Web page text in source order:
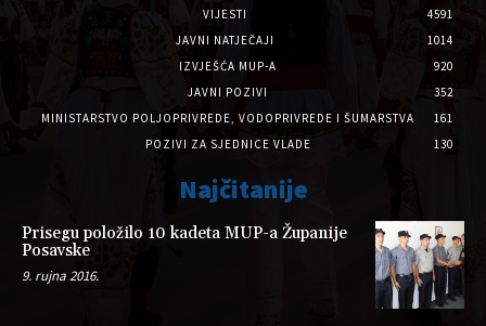
VIJESTI
4591
JAVNI NATJEČAJI
1014
IZVJEŠĆA MUP-A
920
JAVNI POZIVI
352
MINISTARSTVO POLJOPRIVREDE, VODOPRIVREDE I ŠUMARSTVA
161
POZIVI ZA SJEDNICE VLADE
130
Najčitanije
Prisegu položilo 10 kadeta MUP-a Županije
Posavske
9. rujna 2016.